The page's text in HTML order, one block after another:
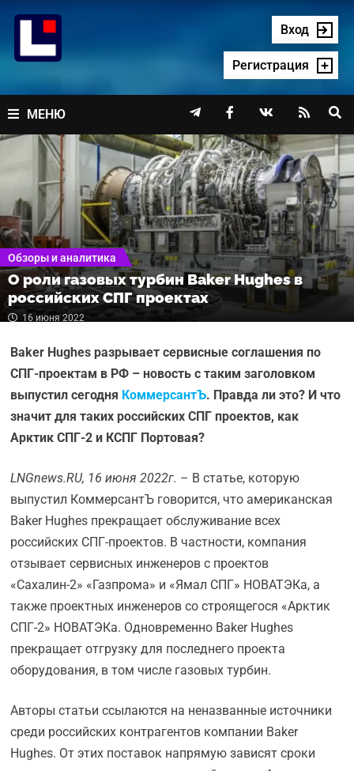
содержимому
Вход
Регистрация
МЕНЮ    
Обзоры и аналитика
О роли газовых турбин Baker Hughes в
российских СПГ проектах
16 июня 2022
Baker Hughes разрывает сервисные соглашения по
СПГ-проектам в РФ – новость с таким заголовком
выпустил сегодня КоммерсантЪ. Правда ли это? И что
значит для таких российских СПГ проектов, как
Арктик СПГ-2 и КСПГ Портовая?
LNGnews.RU, 16 июня 2022г. – В статье, которую
выпустил КоммерсантЪ говорится, что американская
Baker Hughes прекращает обслуживание всех
российских СПГ-проектов. В частности, компания
отзывает сервисных инженеров с проектов
«Сахалин-2» «Газпрома» и «Ямал СПГ» НОВАТЭКа, а
также проектных инженеров со строящегося «Арктик
СПГ-2» НОВАТЭКа. Одновременно Baker Hughes
прекращает отгрузку для последнего проекта
оборудования, в том числе газовых турбин.
Авторы статьи ссылаются на неназванные источники
среди российских контрагентов компании Baker
Hughes. От этих поставок напрямую зависят сроки